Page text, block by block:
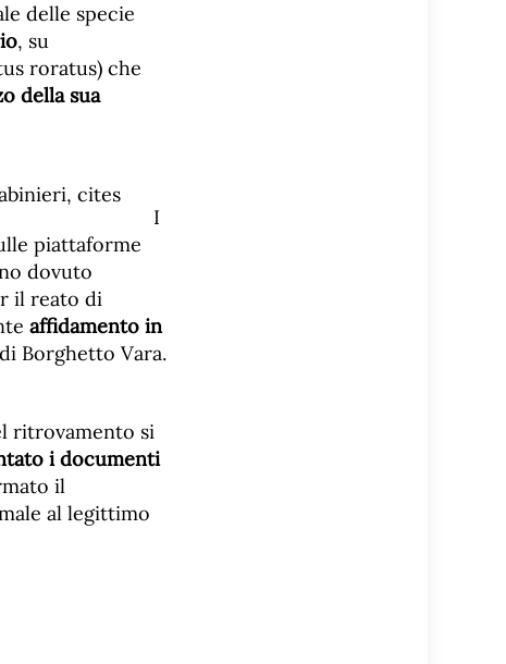
delle specie
, su
roratus) che
della sua
I
piattaforme
dovuto
il reato di
affidamento in
di Borghetto Vara.
ritrovamento si
i documenti
il
al legittimo